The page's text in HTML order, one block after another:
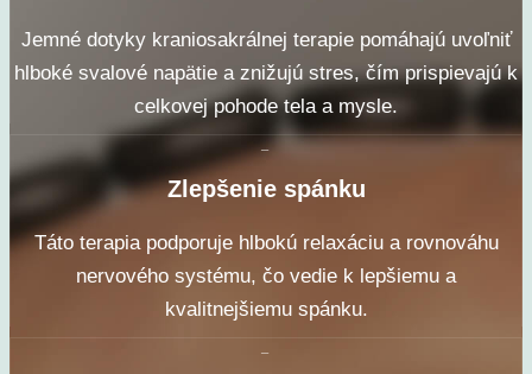
Jemné dotyky kraniosakrálnej terapie pomáhajú uvoľniť
hlboké svalové napätie a znižujú stres, čím prispievajú k
celkovej pohode tela a mysle.
Zlepšenie spánku
Táto terapia podporuje hlbokú relaxáciu a rovnováhu
nervového systému, čo vedie k lepšiemu a
kvalitnejšiemu spánku.